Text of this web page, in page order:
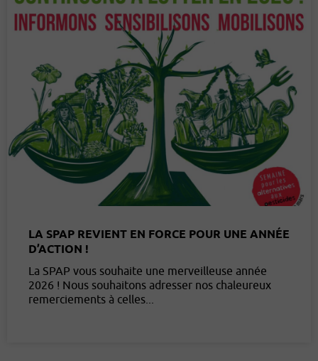
LA SPAP REVIENT EN FORCE POUR UNE ANNÉE
D’ACTION !
La SPAP vous souhaite une merveilleuse année
2026 ! Nous souhaitons adresser nos chaleureux
remerciements à celles...